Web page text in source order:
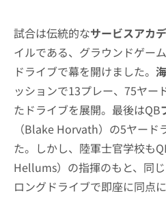
試合は伝統的なサービスアカ
イルである、グラウンドゲー
ドライブで幕を開けました。
ッションで13プレー、75ヤー
たドライブを展開。最後はQB
（Blake Horvath）の5ヤード
た。しかし、陸軍士官学校も
Hellums）の指揮のもと、同
ロングドライブで即座に同点